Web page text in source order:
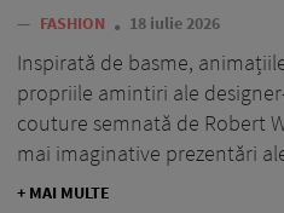
— FASHION 18 iulie 2026
Inspirată de basme,
propriile amintiri ale
couture semnată de Robert
mai imaginative prezentări
+ MAI MULTE